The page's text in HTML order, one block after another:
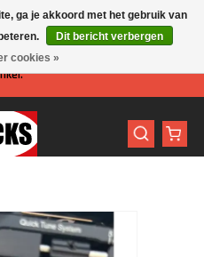
minder personeel aanwezig in de
ga je akkoord met het gebruik van
Dit bericht verbergen
cookies »